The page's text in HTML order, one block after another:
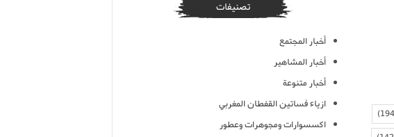
تصنيفات
أخبار المجتمع
أخبار المشاهير
أخبار متنوعة
ازياء فساتين القفطان المغربي
اكسسوارات ومجوهرات وعطور